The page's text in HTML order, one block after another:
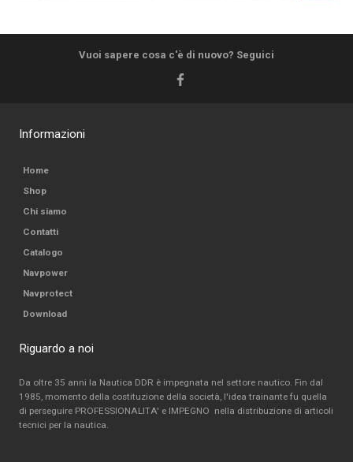
Vuoi sapere cosa c'è di nuovo? Seguici
Informazioni
Home
Shop
Chi siamo
Contatti
Catalogo
Navpower
Navprotect
Download
Riguardo a noi
Da oltre 35 anni la Nautica DDR è impegnata nel settore nautico. Fin dal
1985, momento della costituzione della società, l'idea trainante fu quella
di perseguire PROFESSIONALITA' e IMPEGNO nella distribuzione di articoli
tecnici per la nautica.